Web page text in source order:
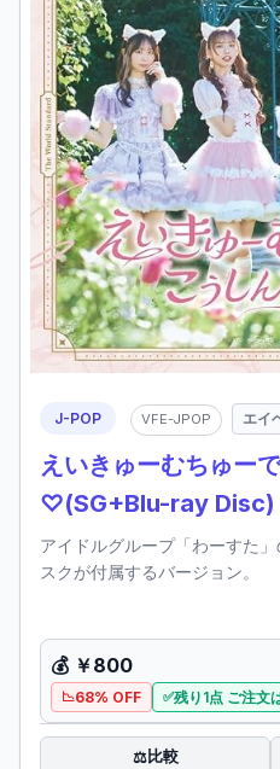
J-POP VFE-JPOP エイ
えいきゅーむちゅー
♡(SG+Blu-ray Disc)
アイドルグループ「わーすた
スクが付属するバージョン。
💰 ￥800
68% OFF 残り1点 ご注文
⚖️比較